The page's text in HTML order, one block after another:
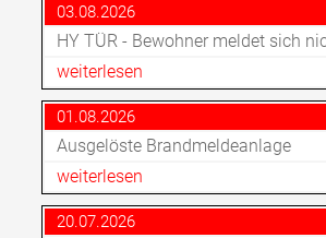
03.08.2026
HY TÜR - Bewohner meldet sich
weiterlesen
01.08.2026
Ausgelöste Brandmeldeanlage
weiterlesen
20.07.2026